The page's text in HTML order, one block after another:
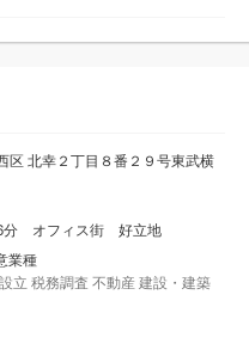
区 北幸２丁目８番２９号東武横
分 オフィス街 好立地
業種
立 税務調査 不動産 建設・建築